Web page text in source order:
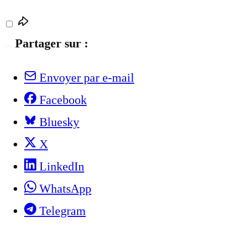
Partager sur :
Envoyer par e-mail
Facebook
Bluesky
X
LinkedIn
WhatsApp
Telegram